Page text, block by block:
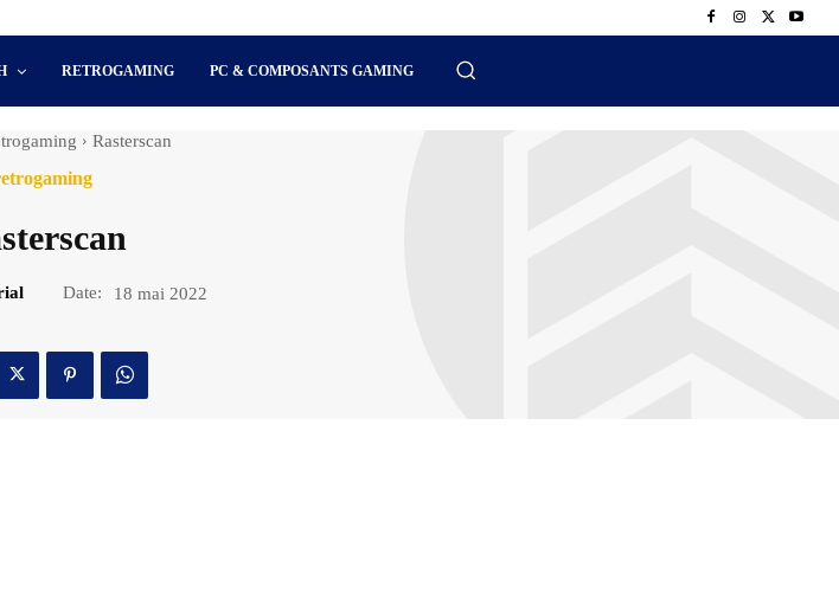
RETROGAMING PC & COMPOSANTS GAMING
Rasterscan
Date: 18 mai 2022